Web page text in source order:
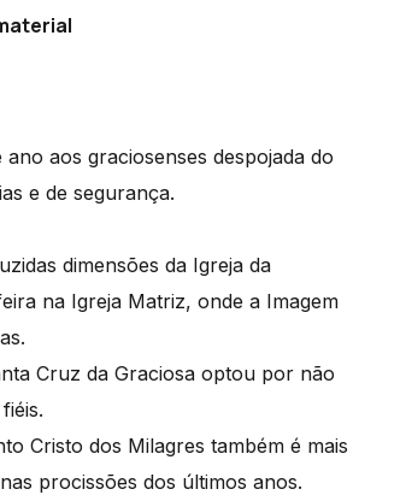
aos graciosenses despojada do
e de segurança.
dimensões da Igreja da
na Igreja Matriz, onde a Imagem
Cruz da Graciosa optou por não
Cristo dos Milagres também é mais
procissões dos últimos anos.